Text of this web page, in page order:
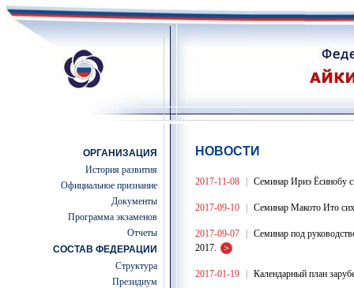
ОРГАНИЗАЦИЯ
История развития
Официальное признание
Документы
Программа экзаменов
Отчеты
СОСТАВ ФЕДЕРАЦИИ
Структура
Президиум
НОВОСТИ
2017-11-08 Семинар Ириэ Ёсинобу
2017-09-10 Семинар Макото Ито
2017-09-07
Семинар под
2017.
2017-01-19 Календарный план